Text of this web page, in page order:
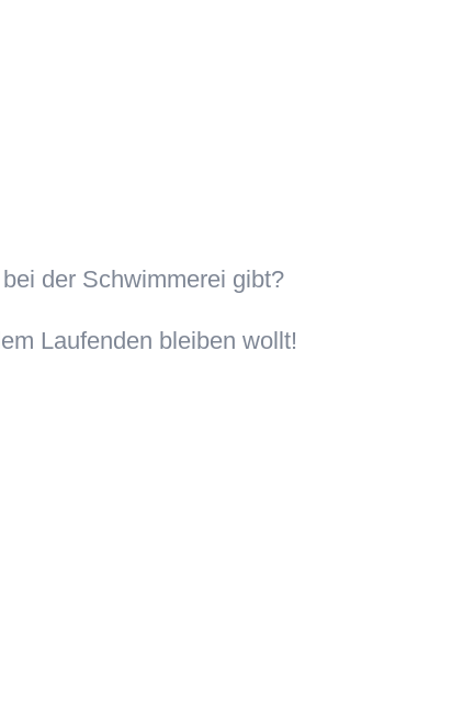
der Schwimmerei gibt?
Laufenden bleiben wollt!